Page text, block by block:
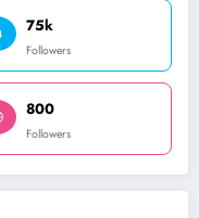
75k
Followers
800
Followers